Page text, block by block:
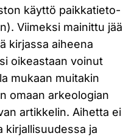
käyttö paikkatieto-
Viimeksi mainittu jää
kirjassa aiheena
oikeastaan voinut
mukaan muitakin
omaan arkeologian
artikkelin. Aihetta ei
kirjallisuudessa ja